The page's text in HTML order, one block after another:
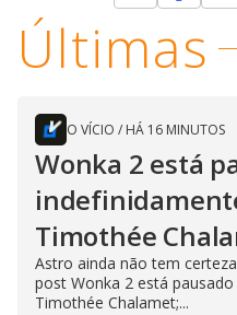
Últimas
O VÍCIO / HÁ 16 MINUTOS
Wonka 2 está
Timothée
Astro ainda não tem
post Wonka 2 está
Timothée Chalamet;...